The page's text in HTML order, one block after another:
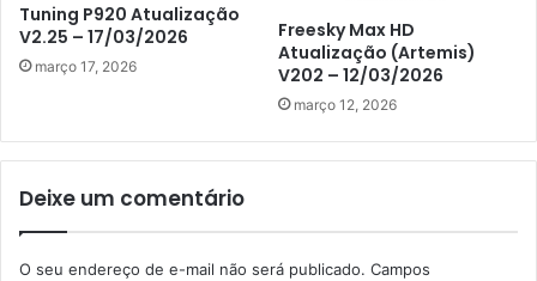
Tuning P920 Atualização
V2.25 – 17/03/2026
março 17, 2026
Freesky Max HD
Atualização (Artemis)
V202 – 12/03/2026
março 12, 2026
Deixe um comentário
O seu endereço de e-mail não será publicado. Campos